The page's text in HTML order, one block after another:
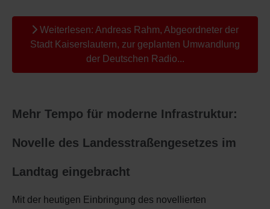
Weiterlesen: Andreas Rahm, Abgeordneter der
Stadt Kaiserslautern, zur geplanten Umwandlung
der Deutschen Radio...
Mehr Tempo für moderne Infrastruktur:
Novelle des Landesstraßengesetzes im
Landtag eingebracht
Mit der heutigen Einbringung des novellierten